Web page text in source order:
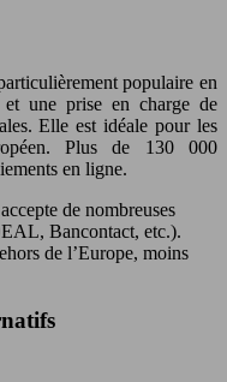
populaire en
une prise en charge de
Elle est idéale pour les
Plus de 130 000
en ligne.
de nombreuses
Bancontact, etc.).
de l’Europe, moins